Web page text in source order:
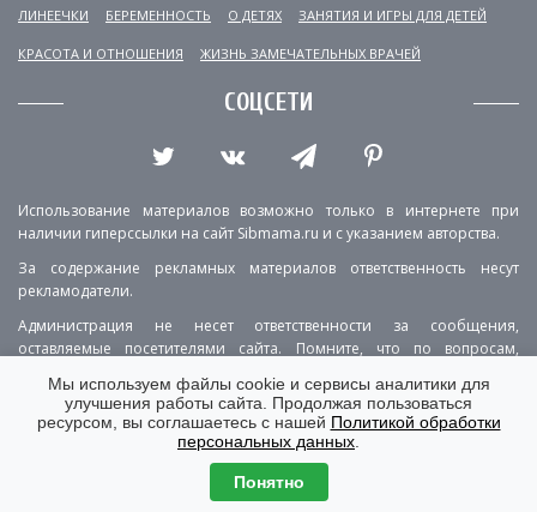
ЛИНЕЕЧКИ БЕРЕМЕННОСТЬ О ДЕТЯХ ЗАНЯТИЯ И ИГРЫ ДЛЯ ДЕТЕЙ
КРАСОТА И ОТНОШЕНИЯ ЖИЗНЬ ЗАМЕЧАТЕЛЬНЫХ ВРАЧЕЙ
СОЦСЕТИ
Использование материалов возможно только в интернете при
наличии гиперссылки на сайт Sibmama.ru и с указанием авторства.
За содержание рекламных материалов ответственность несут
рекламодатели.
Администрация не несет ответственности за сообщения,
оставляемые посетителями сайта. Помните, что по вопросам,
РЕКЛАМА О ПРОЕКТЕ
КОНТАКТЫ
ПОЛИТИКА КОНФИДЕНЦИАЛЬНОСТИ
ВЕРСИЯ ДЛЯ КОМПЬЮТЕРА
Мы используем файлы cookie и сервисы аналитики для
улучшения работы сайта. Продолжая пользоваться
ресурсом, вы соглашаетесь с нашей Политикой обработки
персональных данных
Понятно